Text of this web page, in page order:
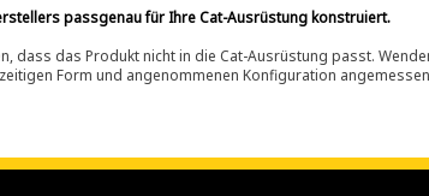
passgenau für Ihre Cat-Ausrüstung konstruiert.
das Produkt nicht in die Cat-Ausrüstung passt.
Form und angenommenen Konfiguration